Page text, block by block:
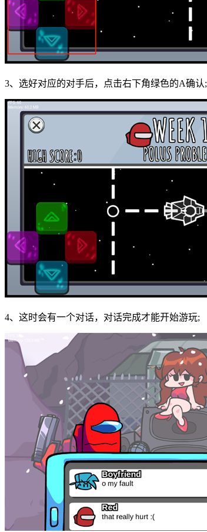
3、选好对应的对手后，点击右下角绿色的A确认;
4、这时会有一个对话，对话完成才能开始游玩;